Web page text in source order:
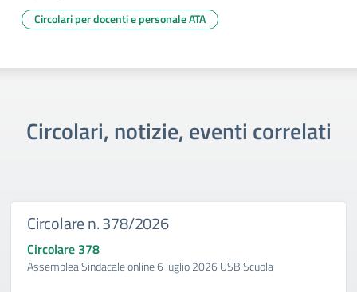
Circolari per docenti e personale ATA
Circolari, notizie, eventi correlati
Circolare n. 378/2026
Circolare 378
Assemblea Sindacale online 6 luglio 2026 USB Scuola